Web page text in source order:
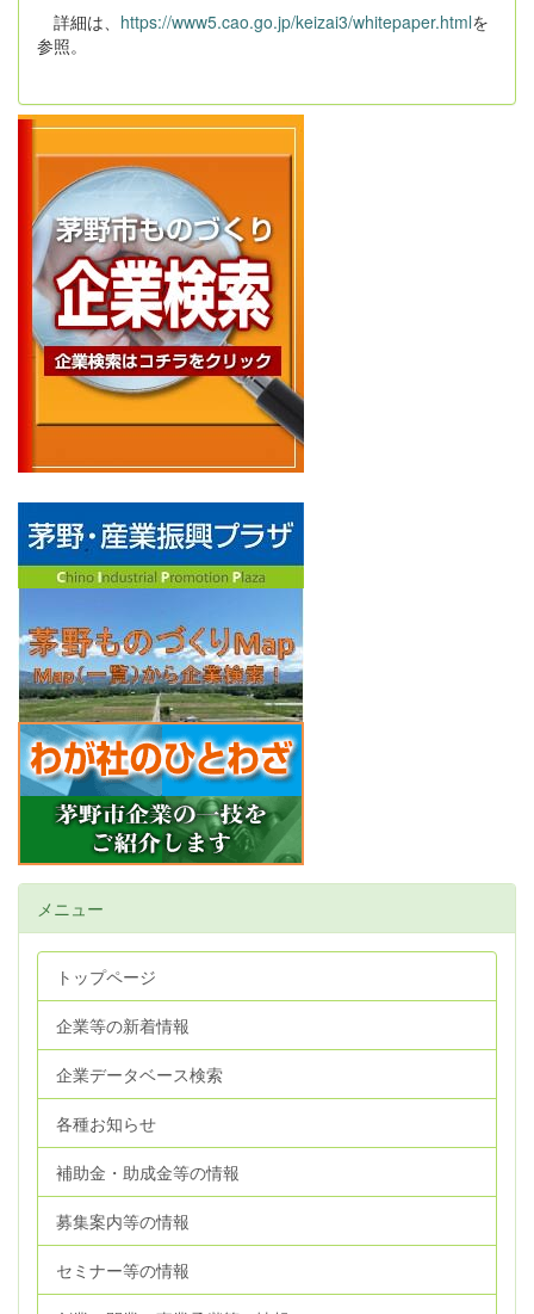
詳細は、 https://www5.cao.go.jp/keizai3/whitepaper.htmlを
参照。
メニュー
トップページ
企業等の新着情報
企業データベース検索
各種お知らせ
補助金・助成金等の情報
募集案内等の情報
セミナー等の情報